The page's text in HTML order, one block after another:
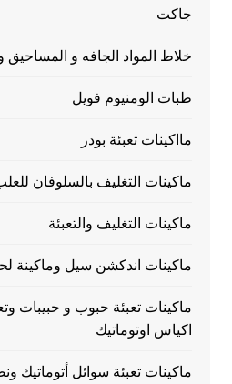
جاكت
خلاط المواد الجافه و المساحيق و
طبات الومنيوم فويل
مااكينات تعبئة بودر
ماكينات التغليف بالسلوفان للعلب 3
ماكينات التغليف والتعبئة
ماكينات اندكشن سيل وماكينة
ماكينات تعبئة حبوب و حبيبات
اكياس اوتوماتيك
ماكينات تعبئة سوائل أتوماتيك